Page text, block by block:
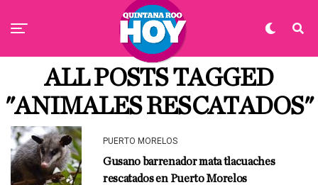
ALL POSTS TAGGED
"ANIMALES RESCATADOS"
PUERTO MORELOS
Gusano barrenador mata tlacuaches
rescatados en Puerto Morelos